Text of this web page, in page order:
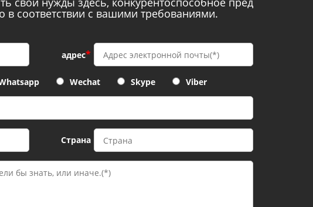
в соответствии с вашими требованиями.
адрес*
Wechat Skype Viber
Страна